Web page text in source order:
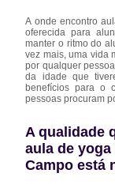
A onde encontro
oferecida para
manter o ritmo do
vez mais, uma vida
por qualquer
da idade que
benefícios para o
pessoas procuram
A qualidade
aula de
Campo está